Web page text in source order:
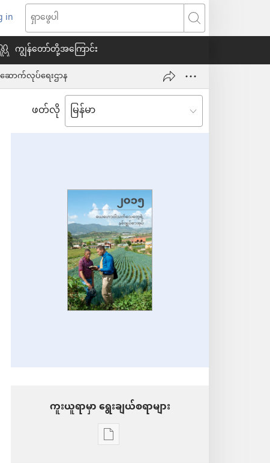
in
စ်
ရှာဖွေ
ပါ
ကျွန်တော်တို့အကြောင်း
/ဆောက်လုပ်ရေးဌာန
ဖတ်လို
ကူးယူရာမှာ ရွေးချယ်စရာများ
စာပေ